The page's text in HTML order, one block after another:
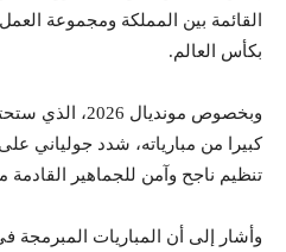
القائمة بين المملكة ومجموعة
بكأس العالم.
وبخصوص مونديال
كبيرا من مبارياته، شدد جولياني
تنظيم ناجح وآمن للجماهير القادمة
وأشار إلى أن المباريات المبرمجة